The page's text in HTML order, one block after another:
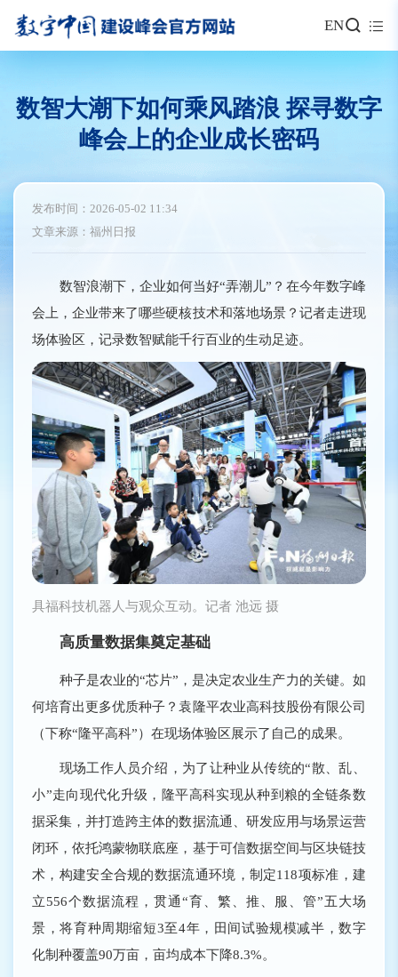
EN
数智大潮下如何乘风踏浪 探寻数字
峰会上的企业成长密码
发布时间：2026-05-02 11:34
文章来源：福州日报
数智浪潮下，企业如何当好“弄潮儿”？在今年数字峰
会上，企业带来了哪些硬核技术和落地场景？记者走进现
场体验区，记录数智赋能千行百业的生动足迹。
具福科技机器人与观众互动。记者 池远 摄
高质量数据集奠定基础
种子是农业的“芯片”，是决定农业生产力的关键。如
何培育出更多优质种子？袁隆平农业高科技股份有限公司
（下称“隆平高科”）在现场体验区展示了自己的成果。
现场工作人员介绍，为了让种业从传统的“散、乱、
小”走向现代化升级，隆平高科实现从种到粮的全链条数
据采集，并打造跨主体的数据流通、研发应用与场景运营
闭环，依托鸿蒙物联底座，基于可信数据空间与区块链技
术，构建安全合规的数据流通环境，制定118项标准，建
立556个数据流程，贯通“育、繁、推、服、管”五大场
景，将育种周期缩短3至4年，田间试验规模减半，数字
化制种覆盖90万亩，亩均成本下降8.3%。